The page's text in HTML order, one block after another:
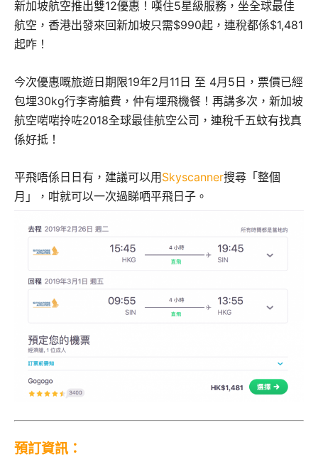
新加坡航空推出雙12優惠！嘆住5星級服務，坐全球最佳
航空，香港出發來回新加坡只需$990起，連稅都係$1,481
起咋！
今次優惠嘅旅遊日期限19年2月11日 至 4月5日，票價已經
包埋30kg行李寄艙費，仲有埋飛機餐！再講多次，新加坡
航空啱啱拎咗2018全球最佳航空公司，連稅千五蚊有找真
係好抵！
平飛唔係日日有，建議可以用Skyscanner搜尋「整個
月」，咁就可以一次過睇哂平飛日子。
預訂資訊：